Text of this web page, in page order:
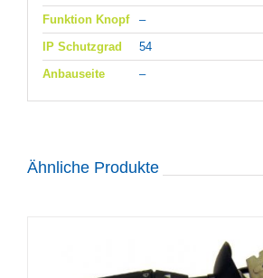
Funktion Knopf
–
IP Schutzgrad
54
Anbauseite
–
Ähnliche Produkte